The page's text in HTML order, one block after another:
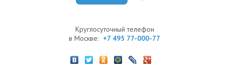
Круглосуточный телефон
в Москве: +7 495 77-000-77